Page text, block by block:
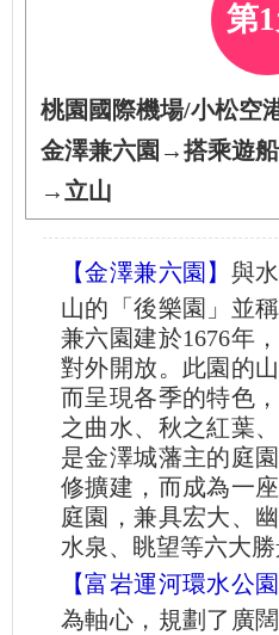
第
桃園國際機場/小松空
金澤兼六園→搭乘遊
→立山
【金澤兼六園】 與
山的「後樂園」並
兼六園建於1676年
對外開放。此園的
而呈現各季的特色
之曲水、秋之紅葉
是金澤城藩主的庭
修擴建，而成為一
庭園，兼具宏大、
水泉、眺望等六大勝
【富岩運河環水公園
為軸心，規劃了廣